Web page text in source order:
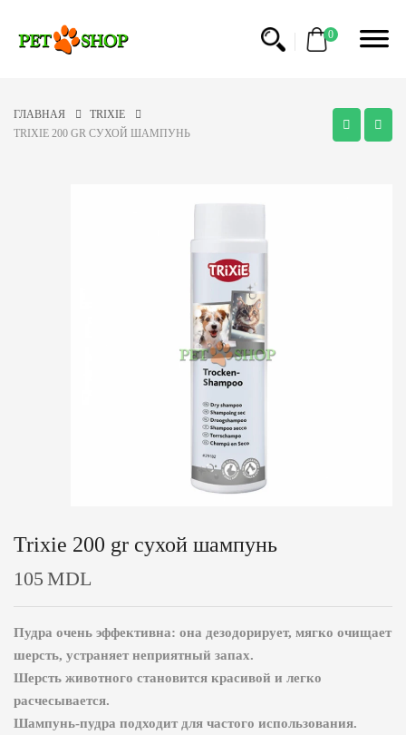
0
ГЛАВНАЯ
TRIXIE
TRIXIE 200 GR СУХОЙ ШАМПУНЬ
Trixie 200 gr сухой шампунь
105 MDL
Пудра очень эффективна: она дезодорирует, мягко очищает
шерсть, устраняет неприятный запах.
Шерсть животного становится красивой и легко
расчесывается.
Шампунь-пудра подходит для частого использования.